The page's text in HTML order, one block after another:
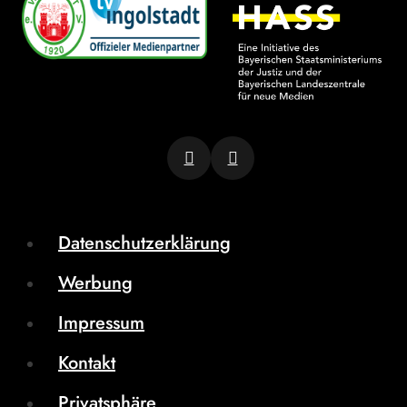
Datenschutzerklärung
Werbung
Impressum
Kontakt